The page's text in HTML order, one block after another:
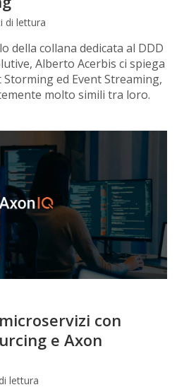
di lettura
della collana dedicata al DDD
Alberto Acerbis ci spiega
ed Event Streaming,
molto simili tra loro.
con
e Axon
lettura